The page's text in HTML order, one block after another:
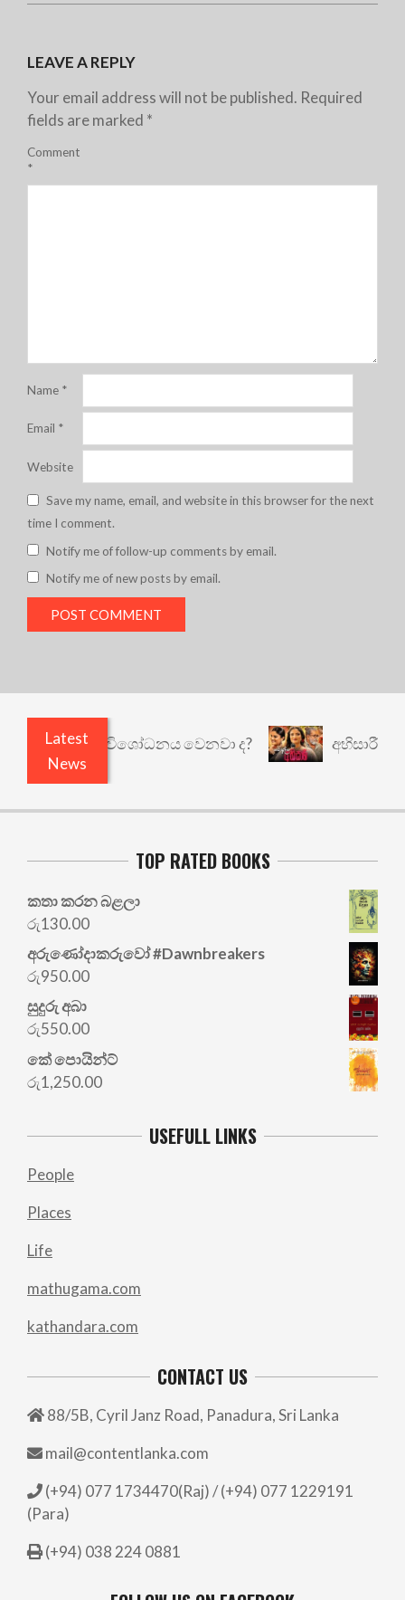
LEAVE A REPLY
Your email address will not be published. Required
fields are marked *
Comment
*
Name *
Email *
Website
Save my name, email, and website in this browser for the next
time I comment.
Notify me of follow-up comments by email.
Notify me of new posts by email.
Latest
News
නැත් ද? විශෝධනය වෙනවා ද? අභිසාරී:
TOP RATED BOOKS
කතා කරන බළලා
රු130.00
අරු‍ණෝදාකරුවෝ #Dawnbreakers
රු950.00
සුදුරු අබා
රු550.00
කේ පොයින්ට්
රු1,250.00
USEFULL LINKS
People
Places
Life
mathugama.com
kathandara.com
CONTACT US
88/5B, Cyril Janz Road, Panadura, Sri Lanka
mail@contentlanka.com
(+94) 077 1734470(Raj) / (+94) 077 1229191
(Para)
(+94) 038 224 0881